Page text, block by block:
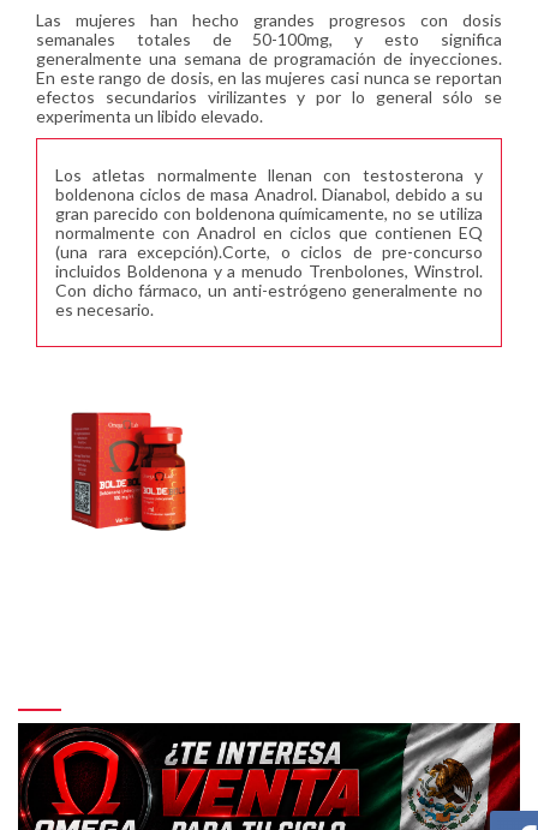
Las mujeres han hecho grandes progresos con dosis
semanales totales de 50-100mg, y esto significa
generalmente una semana de programación de inyecciones.
En este rango de dosis, en las mujeres casi nunca se reportan
efectos secundarios virilizantes y por lo general sólo se
experimenta un libido elevado.
Los atletas normalmente llenan con testosterona y
boldenona ciclos de masa Anadrol. Dianabol, debido a su
gran parecido con boldenona químicamente, no se utiliza
normalmente con Anadrol en ciclos que contienen EQ
(una rara excepción).Corte, o ciclos de pre-concurso
incluidos Boldenona y a menudo Trenbolones, Winstrol.
Con dicho fármaco, un anti-estrógeno generalmente no
es necesario.